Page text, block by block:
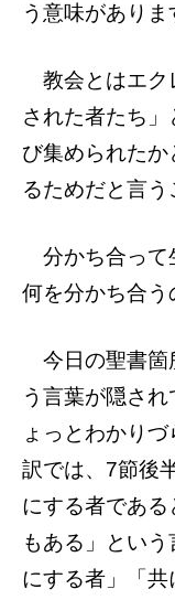
う意味がありま
教会とはエク
された者たち
び集められたか
るためだと言う
分かち合って
何を分かち合う
今日の聖書箇
う言葉が隠さ
ょっとわかり
訳では、7節後
にする者であ
もある」とい
にする者」「